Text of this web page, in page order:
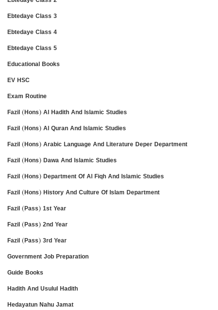
Ebtedaye Class 3
Ebtedaye Class 4
Ebtedaye Class 5
Educational Books
EV HSC
Exam Routine
Fazil (Hons) Al Hadith And Islamic Studies
Fazil (Hons) Al Quran And Islamic Studies
Fazil (Hons) Arabic Language And Literature Deper Department
Fazil (Hons) Dawa And Islamic Studies
Fazil (Hons) Department Of Al Fiqh And Islamic Studies
Fazil (Hons) History And Culture Of Islam Department
Fazil (Pass) 1st Year
Fazil (Pass) 2nd Year
Fazil (Pass) 3rd Year
Government Job Preparation
Guide Books
Hadith And Usulul Hadith
Hedayatun Nahu Jamat